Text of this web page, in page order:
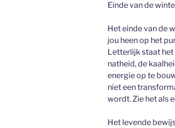
Einde van de
Het einde van de
jou heen op het
Letterlijk staat het
natheid, de
energie op te
niet een
wordt. Zie het als
Het levende